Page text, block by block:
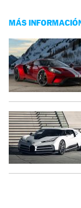
MÁS